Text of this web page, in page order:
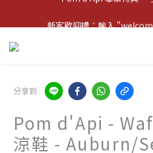
Pom d'Api 畢業特典 ·
分享到
Pom d'Api -
涼鞋 - Auburn/